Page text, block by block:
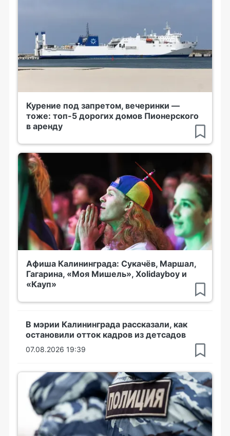
Курение под запретом, вечеринки —
тоже: топ-5 дорогих домов Пионерского
в аренду
Афиша Калининграда: Сукачёв, Маршал,
Гагарина, «Моя Мишель», Xolidayboy и
«Кауп»
В мэрии Калининграда рассказали, как
остановили отток кадров из детсадов
07.08.2026 19:39